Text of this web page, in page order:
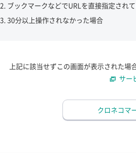
ブックマークなどでURLを直接指定され
30分以上操作されなかった場合
上記に該当せずこの画面が表示された場
サー
クロネコマ